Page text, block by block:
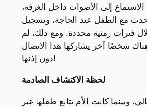
الاستماع إلى الأصوات داخل الغرفة،
مع الطفل عند الحاجة، وتسجيل
فترات زمنية محددة. ومع ذلك، لم
شخصًا آخر يشاركها هذا الاتصال
دون إذنها!
لحظة الاكتشاف الصادمة
وبينما كانت الأم تتابع طفلها عبر